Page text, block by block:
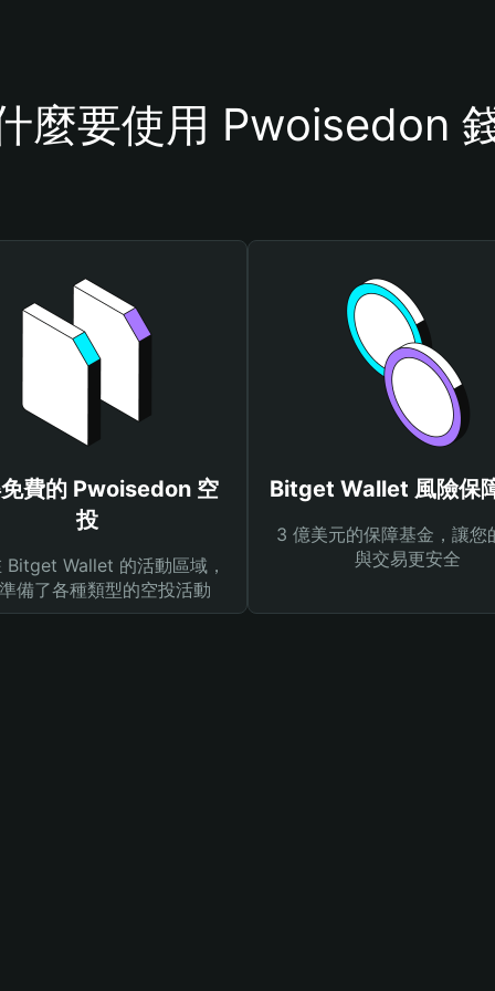
麼要使用 Pwoisedon
費的 Pwoisedon 空
投
Bitget Wallet 的活動區域，
備了各種類型的空投活動
Bitget Wallet 風險保
3 億美元的保障基金，讓您
與交易更安全